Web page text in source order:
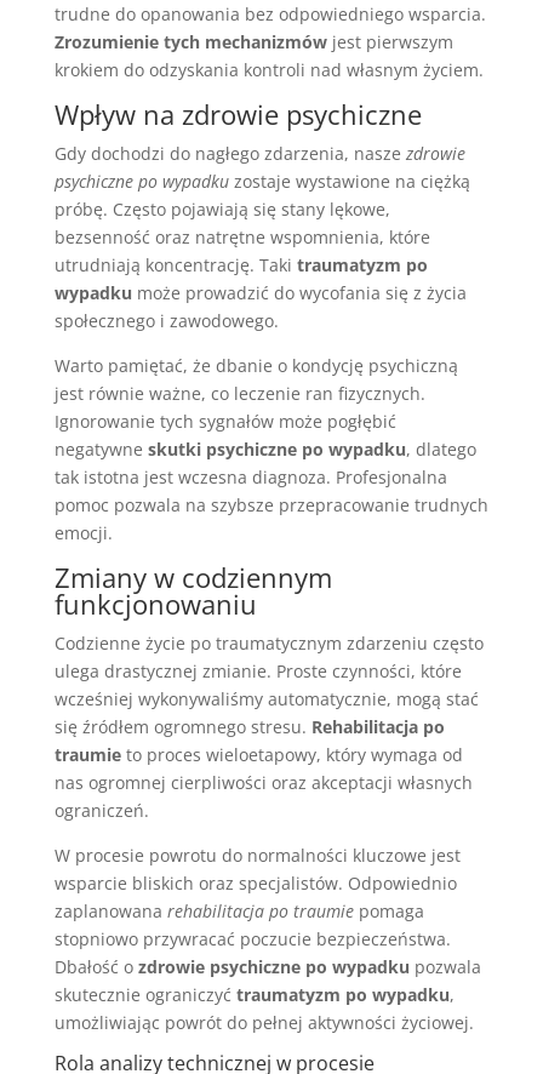
trudne do opanowania bez odpowiedniego wsparcia.
Zrozumienie tych mechanizmówjest pierwszym
krokiem do odzyskania kontroli nad własnym życiem.
Wpływ na zdrowie psychiczne
Gdy dochodzi do nagłego zdarzenia, nasze zdrowie
psychiczne po wypadkuzostaje wystawione na ciężką
próbę. Często pojawiają się stany lękowe,
bezsenność oraz natrętne wspomnienia, które
utrudniają koncentrację. Taki traumatyzm po
wypadku może prowadzić do wycofania się z życia
społecznego i zawodowego.
Warto pamiętać, że dbanie o kondycję psychiczną
jest równie ważne, co leczenie ran fizycznych.
Ignorowanie tych sygnałów może pogłębić
negatywne skutki psychiczne po wypadku, dlatego
tak istotna jest wczesna diagnoza. Profesjonalna
pomoc pozwala na szybsze przepracowanie trudnych
emocji.
Zmiany w codziennym
funkcjonowaniu
Codzienne życie po traumatycznym zdarzeniu często
ulega drastycznej zmianie. Proste czynności, które
wcześniej wykonywaliśmy automatycznie, mogą stać
się źródłem ogromnego stresu. Rehabilitacja po
traumieto proces wieloetapowy, który wymaga od
nas ogromnej cierpliwości oraz akceptacji własnych
ograniczeń.
W procesie powrotu do normalności kluczowe jest
wsparcie bliskich oraz specjalistów. Odpowiednio
zaplanowana rehabilitacja po traumiepomaga
stopniowo przywracać poczucie bezpieczeństwa.
Dbałość o zdrowie psychiczne po wypadku pozwala
skutecznie ograniczyć traumatyzm po wypadku,
umożliwiając powrót do pełnej aktywności życiowej.
Rola analizy technicznej w procesie